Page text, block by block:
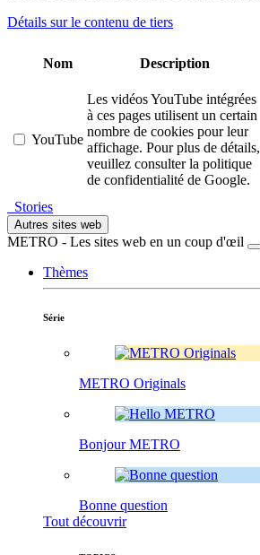
Détails sur le contenu de tiers
Nom Description
YouTube
Les vidéos YouTube intégrées
à ces pages utilisent un certain
nombre de cookies pour leur
affichage. Pour plus de détails,
veuillez consulter la politique
de confidentialité de Google.
Stories
Autres sites web
METRO - Les sites web en un coup d'œil
Thèmes
Série
METRO Originals
Bonjour METRO
Bonne question
Tout découvrir